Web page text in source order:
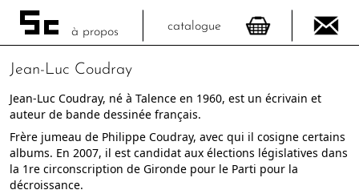
à propos catalogue
Jean-Luc Coudray
Jean-Luc Coudray, né à Talence en 1960, est un écrivain et
auteur de bande dessinée français.
Frère jumeau de Philippe Coudray, avec qui il cosigne certains
albums. En 2007, il est candidat aux élections législatives dans
la 1re circonscription de Gironde pour le Parti pour la
décroissance.